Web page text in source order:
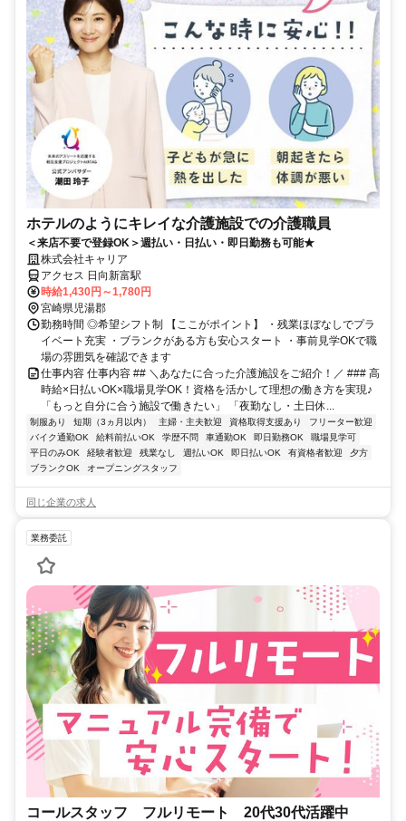
ホテルのようにキレイな介護施設での介護職員
＜来店不要で登録OK＞週払い・日払い・即日勤務も可能★
株式会社キャリア
アクセス 日向新富駅
時給1,430円～1,780円
宮崎県児湯郡
勤務時間 ◎希望シフト制 【ここがポイント】 ・残業ほぼなしでプラ
イベート充実 ・ブランクがある方も安心スタート ・事前見学OKで職
場の雰囲気を確認できます
仕事内容 仕事内容 ## ＼あなたに合った介護施設をご紹介！／ ### 高
時給×日払いOK×職場見学OK！資格を活かして理想の働き方を実現♪
「もっと自分に合う施設で働きたい」 「夜勤なし・土日休...
制服あり 短期（3ヵ月以内） 主婦・主夫歓迎 資格取得支援あり
フリーター歓迎
バイク通勤OK
給料前払いOK 学歴不問 車通勤OK 即日勤務OK
職場見学可
平日のみOK
経験者歓迎 残業なし 週払いOK 即日払いOK 有資格者歓迎
夕方
ブランクOK
オープニングスタッフ
同じ企業の求人
業務委託
コールスタッフ フルリモート 20代30代活躍中